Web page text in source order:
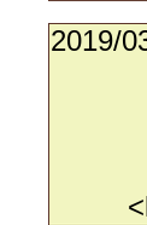
- מאת:‏ s1c3x8f5*. ‏ נשלח בתאריך ‏24/‏03/‏2019